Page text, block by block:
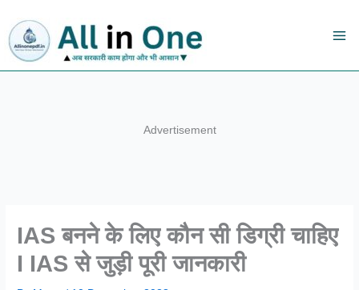
content
Advertisement
IAS बनने के लिए कौन सी डिग्री चाहिए
I IAS से जुड़ी पूरी जानकारी